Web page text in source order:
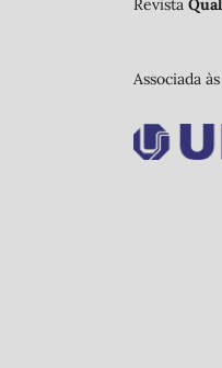
Revista
Associada